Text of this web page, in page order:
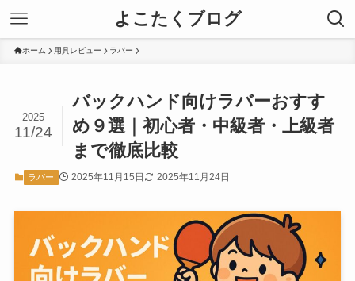
よこたくブログ
ホーム 用具レビュー ラバー
バックハンド向けラバーおすす
め９選｜初心者・中級者・上級者
まで徹底比較
2025
11/24
ラバー 2025年11月15日 2025年11月24日